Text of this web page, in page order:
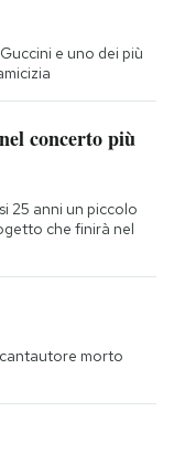
e uno dei più
concerto più
25 anni un piccolo
che finirà nel
morto